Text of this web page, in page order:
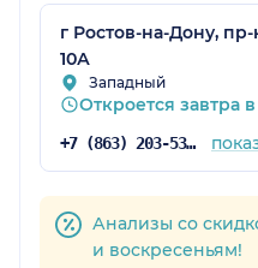
г Ростов-на-Дону,
10А
Западный
Откроется завтра
+7 (863) 203-53-57
Анализы со
и воскресеньям!